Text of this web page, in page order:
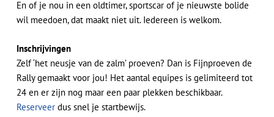
En of je nou in een oldtimer, sportscar of je nieuwste bolide
wil meedoen, dat maakt niet uit. Iedereen is welkom.
Inschrijvingen
Zelf ‘het neusje van de zalm’ proeven? Dan is Fijnproeven de
Rally gemaakt voor jou! Het aantal equipes is gelimiteerd tot
24 en er zijn nog maar een paar plekken beschikbaar.
Reserveerdus snel je startbewijs.